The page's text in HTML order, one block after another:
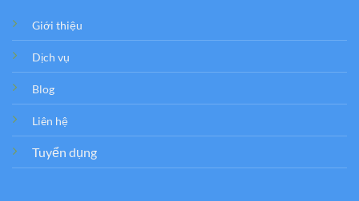
Giới thiệu
Dịch vụ
Blog
Liên hệ
Tuyển dụng